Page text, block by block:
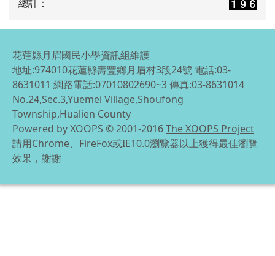
總計：
花蓮縣月眉國民小學資訊組維護
地址:974010花蓮縣壽豐鄉月眉村3段24號 電話:03-
8631011 網路電話:07010802690~3 傳真:03-8631014
No.24,Sec.3,Yuemei Village,Shoufong
Township,Hualien County
Powered by XOOPS © 2001-2016The XOOPS Project
請用Chrome、 FireFox或IE10.0瀏覽器以上獲得最佳瀏覽
效果，謝謝